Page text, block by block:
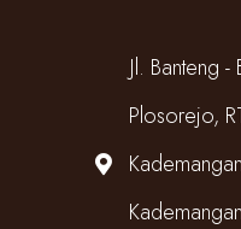
Jl. Banteng
Plosorejo,